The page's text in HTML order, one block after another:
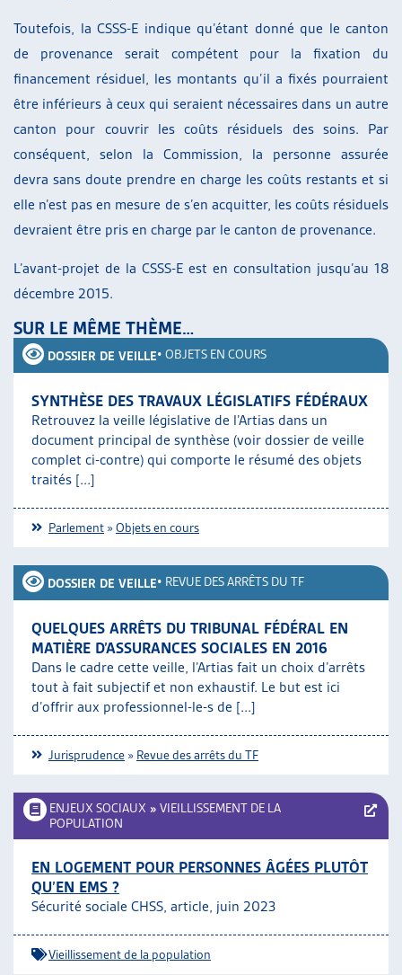
Toutefois, la CSSS-E indique qu’étant donné que le canton
de provenance serait compétent pour la fixation du
financement résiduel, les montants qu’il a fixés pourraient
être inférieurs à ceux qui seraient nécessaires dans un autre
canton pour couvrir les coûts résiduels des soins. Par
conséquent, selon la Commission, la personne assurée
devra sans doute prendre en charge les coûts restants et si
elle n’est pas en mesure de s’en acquitter, les coûts résiduels
devraient être pris en charge par le canton de provenance.
L’avant-projet de la CSSS-E est en consultation jusqu’au 18
décembre 2015.
SUR LE MÊME THÈME…
DOSSIER DE VEILLE• OBJETS EN COURS
SYNTHÈSE DES TRAVAUX LÉGISLATIFS FÉDÉRAUX
Retrouvez la veille législative de l’Artias dans un
document principal de synthèse (voir dossier de veille
complet ci-contre) qui comporte le résumé des objets
traités [...]
Parlement »Objets en cours
DOSSIER DE VEILLE• REVUE DES ARRÊTS DU TF
QUELQUES ARRÊTS DU TRIBUNAL FÉDÉRAL EN
MATIÈRE D’ASSURANCES SOCIALES EN 2016
Dans le cadre cette veille, l’Artias fait un choix d’arrêts
tout à fait subjectif et non exhaustif. Le but est ici
d’offrir aux professionnel-le-s de [...]
Jurisprudence » Revue des arrêts du TF
ENJEUX SOCIAUX » VIEILLISSEMENT DE LA
POPULATION
EN LOGEMENT POUR PERSONNES ÂGÉES PLUTÔT
QU’EN EMS ?
Sécurité sociale CHSS, article, juin 2023
Vieillissement de la population